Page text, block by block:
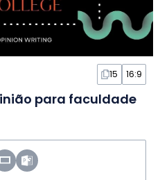
15 16:9
para faculdade